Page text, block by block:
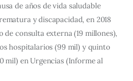
de años de vida saludable
y discapacidad, en 2018
consulta externa (19 millones),
hospitalarios (99 mil) y quinto
mil) en Urgencias (Informe al